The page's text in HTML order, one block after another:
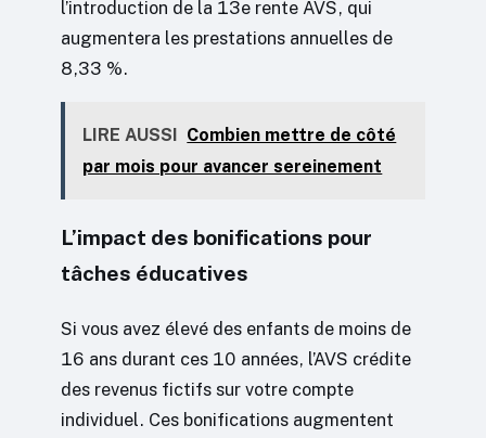
l’introduction de la 13e rente AVS, qui
augmentera les prestations annuelles de
8,33 %.
LIRE AUSSI Combien mettre de côté
par mois pour avancer sereinement
L’impact des bonifications pour
tâches éducatives
Si vous avez élevé des enfants de moins de
16 ans durant ces 10 années, l’AVS crédite
des revenus fictifs sur votre compte
individuel. Ces bonifications augmentent